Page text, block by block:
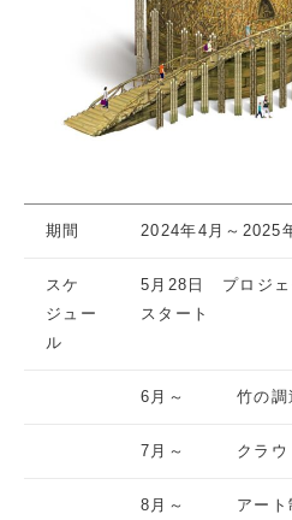
期間 2024年4月～2025
スケ
ジュー
ル
5月28日 プロジェ
スタート
6月～ 竹の調達
7月～ クラウド
8月～ アート